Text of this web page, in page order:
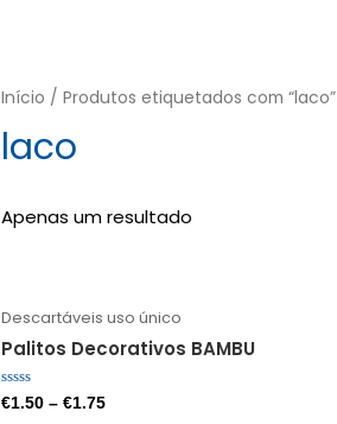
Início / Produtos etiquetados com “laco”
laco
Apenas um resultado
Descartáveis uso único
Palitos Decorativos BAMBU
Avaliação
0
€1.50 –€1.75